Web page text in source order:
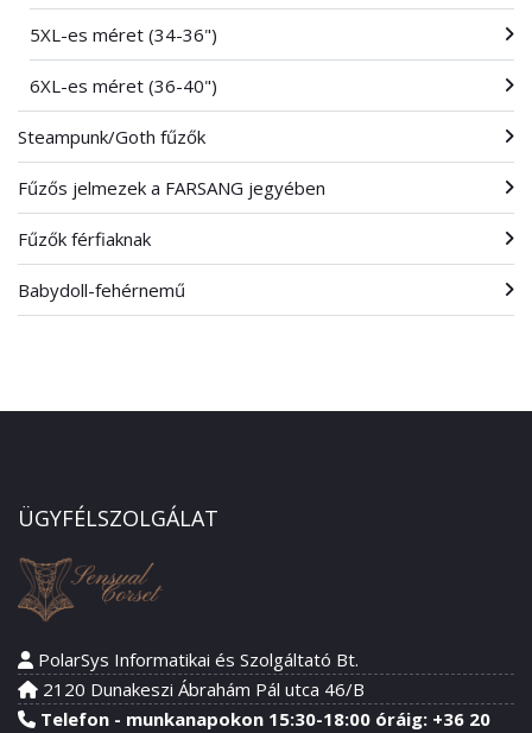
5XL-es méret (34-36")
6XL-es méret (36-40")
Steampunk/Goth fűzők
Fűzős jelmezek a FARSANG jegyében
Fűzők férfiaknak
Babydoll-fehérnemű
ÜGYFÉLSZOLGÁLAT
PolarSys Informatikai és Szolgáltató Bt.
2120 Dunakeszi Ábrahám Pál utca 46/B
Telefon - munkanapokon 15:30-18:00 óráig: +36 20